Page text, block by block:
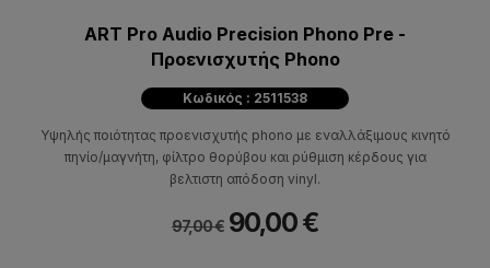
ART Pro Audio Precision Phono Pre -
Προενισχυτής Phono
Κωδικός : 2511538
Υψηλής ποιότητας προενισχυτής phono με εναλλάξιμους κινητό
πηνίο/μαγνήτη, φίλτρο θορύβου και ρύθμιση κέρδους για
βελτιστη απόδοση vinyl.
97,00 € 90,00 €